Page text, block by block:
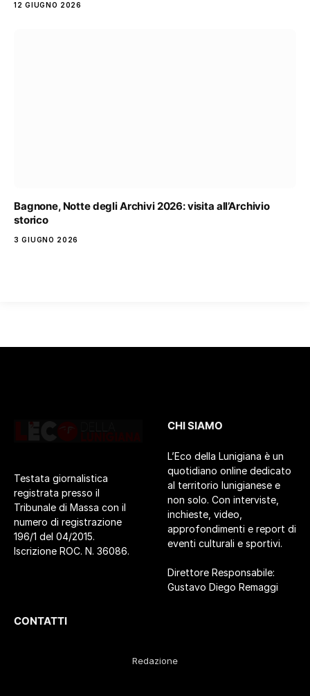
12 GIUGNO 2026
Bagnone, Notte degli Archivi 2026: visita all’Archivio
storico
3 GIUGNO 2026
Testata giornalistica
registrata presso il
Tribunale di Massa con il
numero di registrazione
196/1 del 04/2015.
Iscrizione ROC. N. 36086.
CHI SIAMO
L’Eco della Lunigiana è un
quotidiano online dedicato
al territorio lunigianese e
non solo. Con interviste,
inchieste, video,
approfondimenti e report di
eventi culturali e sportivi.
Direttore Responsabile:
Gustavo Diego Remaggi
CONTATTI
Redazione